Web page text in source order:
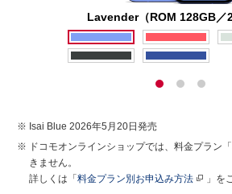
Lavender（ROM 128GB／
Isai Blue 2026年5月20日発売
ドコモオンラインショップでは、料金プラン
きません。
詳しくは「料金プラン別お申込み方法 」を